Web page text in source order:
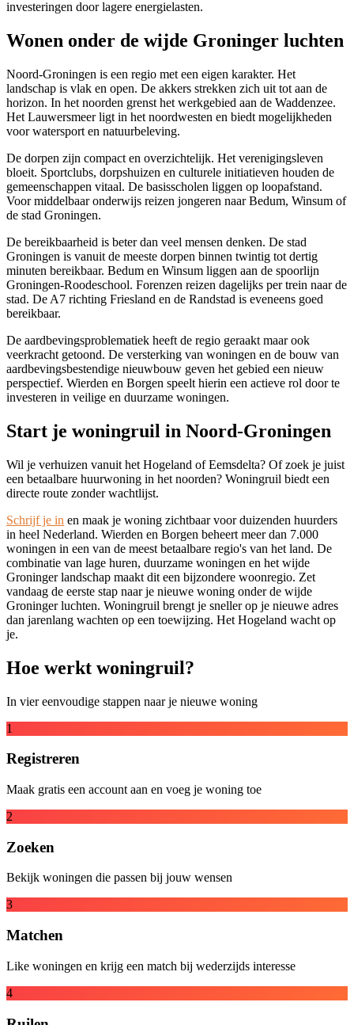
investeringen door lagere energielasten.
Wonen onder de wijde Groninger luchten
Noord-Groningen is een regio met een eigen karakter. Het
landschap is vlak en open. De akkers strekken zich uit tot aan de
horizon. In het noorden grenst het werkgebied aan de Waddenzee.
Het Lauwersmeer ligt in het noordwesten en biedt mogelijkheden
voor watersport en natuurbeleving.
De dorpen zijn compact en overzichtelijk. Het verenigingsleven
bloeit. Sportclubs, dorpshuizen en culturele initiatieven houden de
gemeenschappen vitaal. De basisscholen liggen op loopafstand.
Voor middelbaar onderwijs reizen jongeren naar Bedum, Winsum of
de stad Groningen.
De bereikbaarheid is beter dan veel mensen denken. De stad
Groningen is vanuit de meeste dorpen binnen twintig tot dertig
minuten bereikbaar. Bedum en Winsum liggen aan de spoorlijn
Groningen-Roodeschool. Forenzen reizen dagelijks per trein naar de
stad. De A7 richting Friesland en de Randstad is eveneens goed
bereikbaar.
De aardbevingsproblematiek heeft de regio geraakt maar ook
veerkracht getoond. De versterking van woningen en de bouw van
aardbevingsbestendige nieuwbouw geven het gebied een nieuw
perspectief. Wierden en Borgen speelt hierin een actieve rol door te
investeren in veilige en duurzame woningen.
Start je woningruil in Noord-Groningen
Wil je verhuizen vanuit het Hogeland of Eemsdelta? Of zoek je juist
een betaalbare huurwoning in het noorden? Woningruil biedt een
directe route zonder wachtlijst.
Schrijf je in en maak je woning zichtbaar voor duizenden huurders
in heel Nederland. Wierden en Borgen beheert meer dan 7.000
woningen in een van de meest betaalbare regio's van het land. De
combinatie van lage huren, duurzame woningen en het wijde
Groninger landschap maakt dit een bijzondere woonregio. Zet
vandaag de eerste stap naar je nieuwe woning onder de wijde
Groninger luchten. Woningruil brengt je sneller op je nieuwe adres
dan jarenlang wachten op een toewijzing. Het Hogeland wacht op
je.
Hoe werkt woningruil?
In vier eenvoudige stappen naar je nieuwe woning
1
Registreren
Maak gratis een account aan en voeg je woning toe
2
Zoeken
Bekijk woningen die passen bij jouw wensen
3
Matchen
Like woningen en krijg een match bij wederzijds interesse
4